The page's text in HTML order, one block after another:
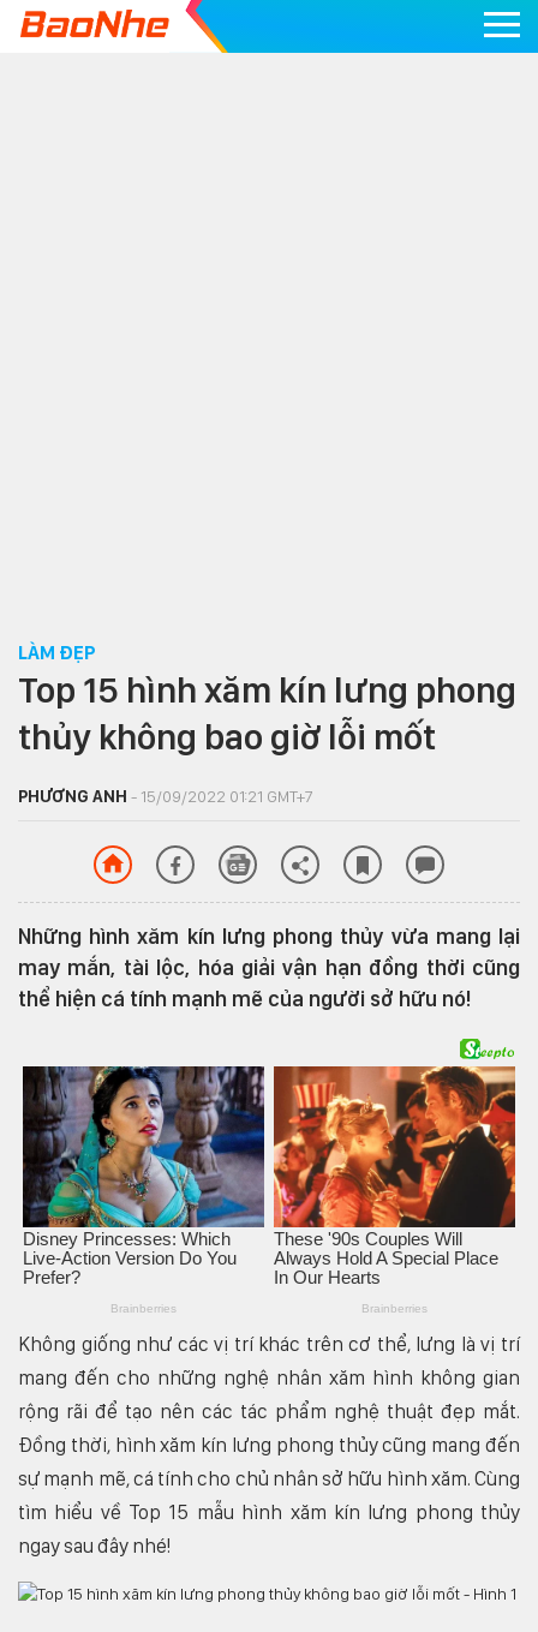
LÀM ĐẸP
Top 15 hình xăm kín lưng phong
thủy không bao giờ lỗi mốt
PHƯƠNG ANH - 15/09/2022 01:21 GMT+7
Những hình xăm kín lưng phong thủy vừa mang lại
may mắn, tài lộc, hóa giải vận hạn đồng thời cũng
thể hiện cá tính mạnh mẽ của người sở hữu nó!
Không giống như các vị trí khác trên cơ thể, lưng là vị trí
mang đến cho những nghệ nhân xăm hình không gian
rộng rãi để tạo nên các tác phẩm nghệ thuật đẹp mắt.
Đồng thời, hình xăm kín lưng phong thủy cũng mang đến
sự mạnh mẽ, cá tính cho chủ nhân sở hữu hình xăm. Cùng
tìm hiểu về Top 15 mẫu hình xăm kín lưng phong thủy
ngay sau đây nhé!